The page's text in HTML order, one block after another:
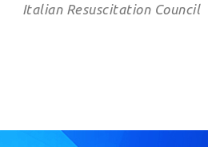
Italian Resuscitation Council